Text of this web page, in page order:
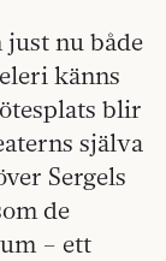
just nu både
känns
blir
själva
Sergels
de
– ett